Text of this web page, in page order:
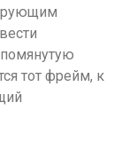
тот фрейм, к